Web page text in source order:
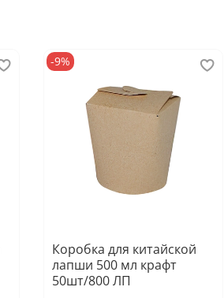
-9%
Коробка для китайской
лапши 500 мл крафт
50шт/800 ЛП